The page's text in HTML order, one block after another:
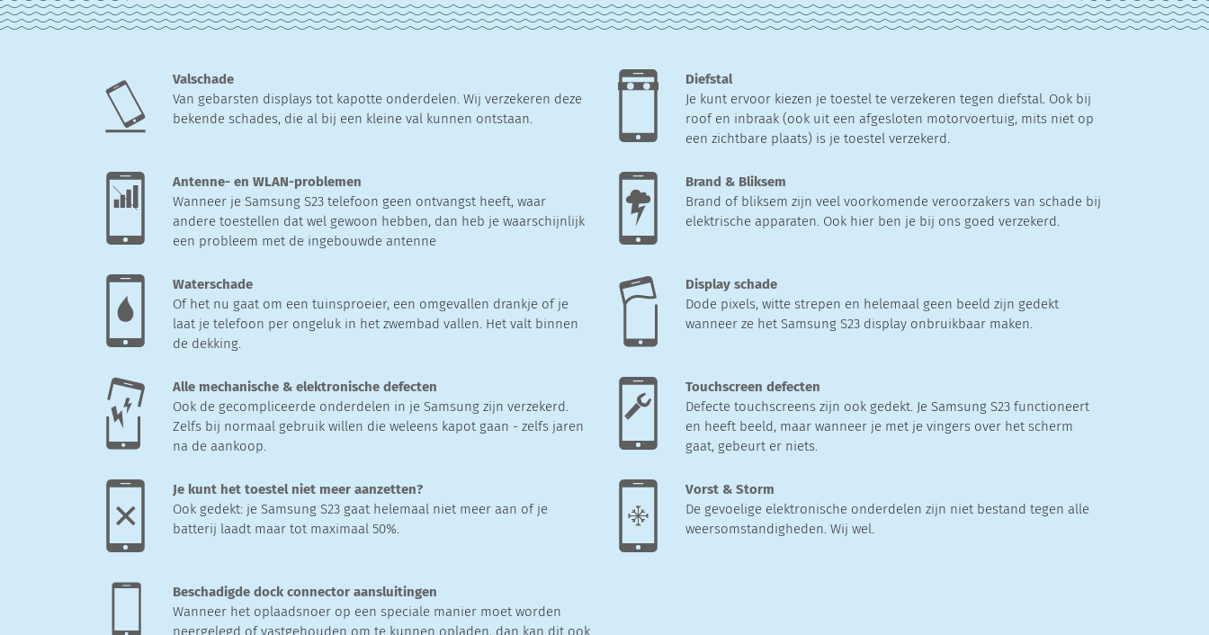
Valschade
Van gebarsten displays tot kapotte onderdelen. Wij verzekeren deze
bekende schades, die al bij een kleine val kunnen ontstaan.
Diefstal
Je kunt ervoor kiezen je toestel te verzekeren tegen diefstal. Ook bij
roof en inbraak (ook uit een afgesloten motorvoertuig, mits niet op
een zichtbare plaats) is je toestel verzekerd.
Antenne- en WLAN-problemen
Wanneer je Samsung S23 telefoon geen ontvangst heeft, waar
andere toestellen dat wel gewoon hebben, dan heb je waarschijnlijk
een probleem met de ingebouwde antenne
Brand & Bliksem
Brand of bliksem zijn veel voorkomende veroorzakers van schade bij
elektrische apparaten. Ook hier ben je bij ons goed verzekerd.
Waterschade
Of het nu gaat om een tuinsproeier, een omgevallen drankje of je
laat je telefoon per ongeluk in het zwembad vallen. Het valt binnen
de dekking.
Display schade
Dode pixels, witte strepen en helemaal geen beeld zijn gedekt
wanneer ze het Samsung S23 display onbruikbaar maken.
Alle mechanische & elektronische defecten
Ook de gecompliceerde onderdelen in je Samsung zijn verzekerd.
Zelfs bij normaal gebruik willen die weleens kapot gaan - zelfs jaren
na de aankoop.
Touchscreen defecten
Defecte touchscreens zijn ook gedekt. Je Samsung S23 functioneert
en heeft beeld, maar wanneer je met je vingers over het scherm
gaat, gebeurt er niets.
Je kunt het toestel niet meer aanzetten?
Ook gedekt: je Samsung S23 gaat helemaal niet meer aan of je
batterij laadt maar tot maximaal 50%.
Vorst & Storm
De gevoelige elektronische onderdelen zijn niet bestand tegen alle
weersomstandigheden. Wij wel.
Beschadigde dock connector aansluitingen
Wanneer het oplaadsnoer op een speciale manier moet worden
neergelegd of vastgehouden om te kunnen opladen, dan kan dit ook